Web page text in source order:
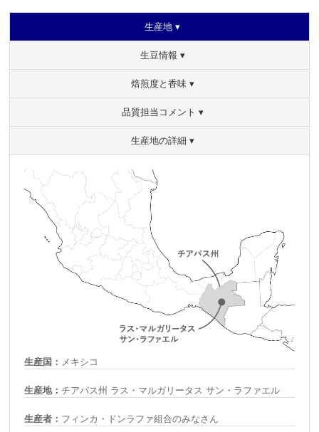
生産地 ▾
生豆情報 ▾
焙煎度と香味 ▾
品質担当コメント ▾
生産地の詳細 ▾
生産国： メキシコ
生産地： チアパス州 ラス・マルガリータス サン・ラファエル
生産者： フィンカ・ドンラファ組合のみなさん